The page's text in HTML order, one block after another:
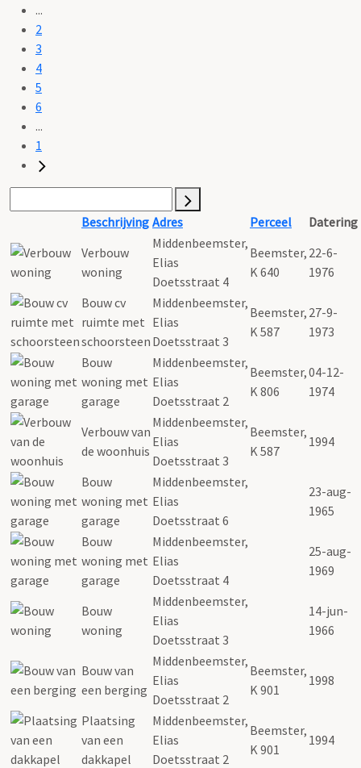
...
2
3
4
5
6
...
1
Beschrijving Adres Perceel
Datering
Verbouw
woning
Middenbeemster,
Elias
Doetsstraat 4
Beemster,
K 640
22-6-
1976
Bouw cv
ruimte met
schoorsteen
Middenbeemster,
Elias
Doetsstraat 3
Beemster,
K 587
27-9-
1973
Bouw
woning met
garage
Middenbeemster,
Elias
Doetsstraat 2
Beemster,
K 806
04-12-
1974
Verbouw van
de woonhuis
Middenbeemster,
Elias
Doetsstraat 3
Beemster,
K 587
1994
Bouw
woning met
garage
Middenbeemster,
Elias
Doetsstraat 6
23-aug-
1965
Bouw
woning met
garage
Middenbeemster,
Elias
Doetsstraat 4
25-aug-
1969
Bouw
woning
Middenbeemster,
Elias
Doetsstraat 3
14-jun-
1966
Bouw van
een berging
Middenbeemster,
Elias
Doetsstraat 2
Beemster,
K 901
1998
Plaatsing
van een
dakkapel
Middenbeemster,
Elias
Doetsstraat 2
Beemster,
K 901
1994